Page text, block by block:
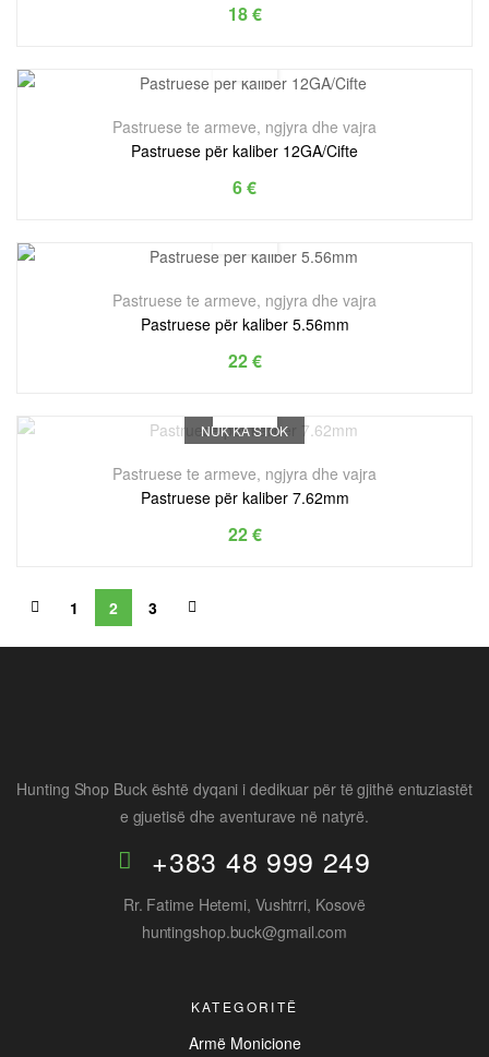
18€
Pastruese te armeve, ngjyra dhe vajra
Pastruese për kaliber 12GA/Cifte
6€
Pastruese te armeve, ngjyra dhe vajra
Pastruese për kaliber 5.56mm
22€
NUK KA STOK
Pastruese te armeve, ngjyra dhe vajra
Pastruese për kaliber 7.62mm
22€
1 2 3
Hunting Shop Buck është dyqani i dedikuar për të gjithë entuziastët
e gjuetisë dhe aventurave në natyrë.
+383 48 999 249
Rr. Fatime Hetemi, Vushtrri, Kosovë
huntingshop.buck@gmail.com
KATEGORITË
Armë Monicione